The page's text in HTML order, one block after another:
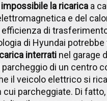
impossibile la ricarica a
e del
efficienza di
di Hyundai
interrati nel garage
di un centro
il veicolo elettrico si
parcheggiate. Di